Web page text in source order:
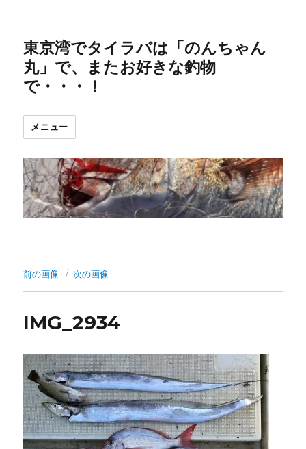
東京湾でタイラバは「のんちゃん
丸」で、またお好きな釣物
で・・・！
メニュー
前の画像 次の画像
IMG_2934